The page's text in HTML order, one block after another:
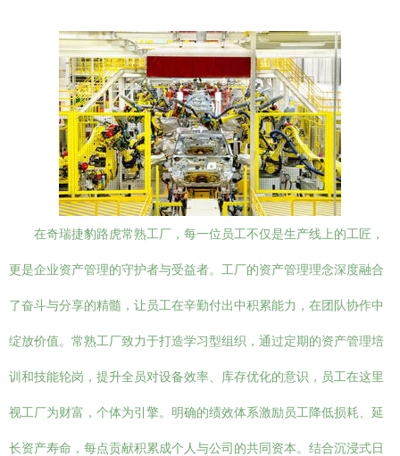
在奇瑞捷豹路虎常熟工厂，每一位员工不仅是生产线上的工匠，
更是企业资产管理的守护者与受益者。工厂的资产管理理念深度融合
了奋斗与分享的精髓，让员工在辛勤付出中积累能力，在团队协作中
绽放价值。常熟工厂致力于打造学习型组织，通过定期的资产管理培
训和技能轮岗，提升全员对设备效率、库存优化的意识，员工在这里
视工厂为财富，个体为引擎。明确的绩效体系激励员工降低损耗、延
长资产寿命，每点贡献积累成个人与公司的共同资本。结合沉浸式日